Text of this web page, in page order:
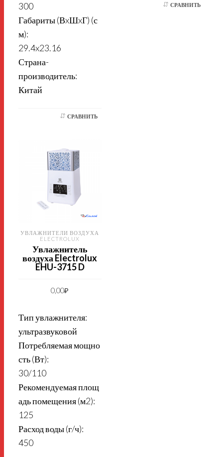
300
Габариты (ВxШxГ) (с
м):
29.4x23.16
Страна-
производитель:
Китай
СРАВНИТЬ
СРАВНИТЬ
УВЛАЖНИТЕЛИ ВОЗДУХА
ELECTROLUX
Увлажнитель
воздуха Electrolux
EHU-3715 D
0,00₽
Тип увлажнителя:
ультразвуковой
Потребляемая мощно
сть (Вт):
30/110
Рекомендуемая площ
адь помещения (м2):
125
Расход воды (г/ч):
450